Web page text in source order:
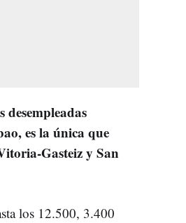
desempleadas
es la única que
Gasteiz y San
los 12.500, 3.400